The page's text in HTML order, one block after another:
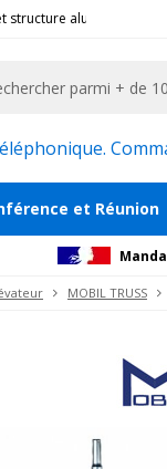
alu pour
et Réunion
MOBIL TRUSS